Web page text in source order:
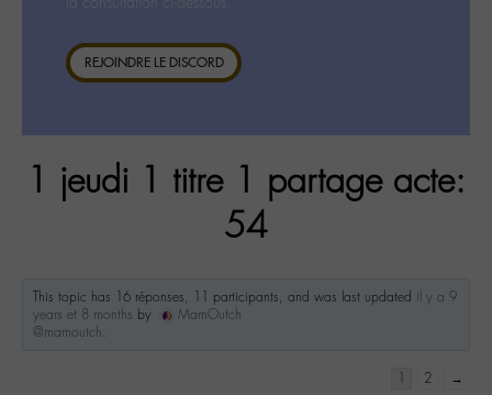
REJOINDRE LE DISCORD
1 jeudi 1 titre 1 partage acte:
54
This topic has 16 réponses, 11 participants, and was last updated il y a 9
years et 8 months by
MamOutch
@mamoutch.
1 2 →